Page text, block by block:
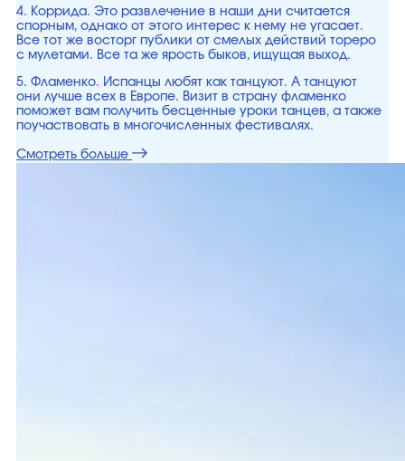
4. Коррида. Это развлечение в наши дни считается
спорным, однако от этого интерес к нему не угасает.
Все тот же восторг публики от смелых действий тореро
с мулетами. Все та же ярость быков, ищущая выход.
5. Фламенко. Испанцы любят как танцуют. А танцуют
они лучше всех в Европе. Визит в страну фламенко
поможет вам получить бесценные уроки танцев, а также
поучаствовать в многочисленных фестивалях.
Смотреть больше